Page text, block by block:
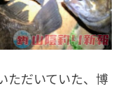
ただいていた、博